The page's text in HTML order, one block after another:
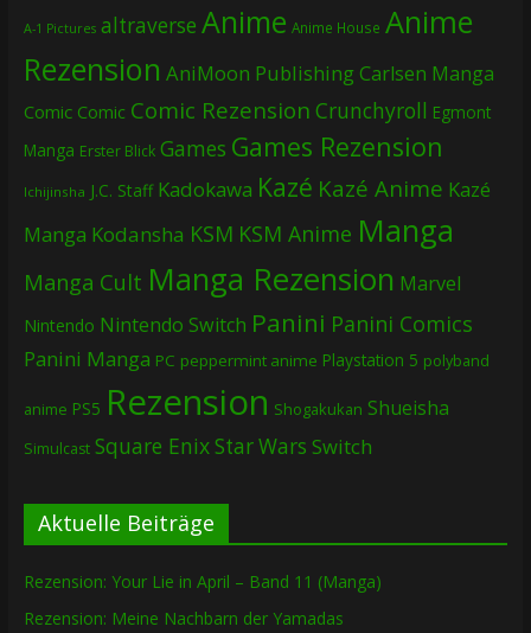
A-1 Pictures altraverse Anime Anime House Anime
Rezension AniMoon PublishingCarlsen Manga
Comic Comic Comic Rezension Crunchyroll Egmont
Manga Erster Blick Games Games Rezension
Ichijinsha J.C. Staff Kadokawa Kazé Kazé Anime Kazé
Manga Kodansha KSM KSM Anime Manga
Manga Cult Manga Rezension Marvel
Nintendo Nintendo Switch Panini Panini Comics
Panini Manga PC peppermint anime Playstation 5 polyband
anime PS5 Rezension Shogakukan Shueisha
Simulcast Square EnixStar Wars Switch
Aktuelle Beiträge
Rezension: Your Lie in April – Band 11 (Manga)
Rezension: Meine Nachbarn der Yamadas